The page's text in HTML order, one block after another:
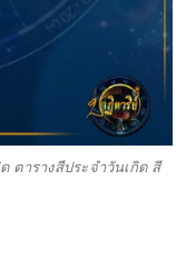
ตารางสีประจำวันเกิด สี